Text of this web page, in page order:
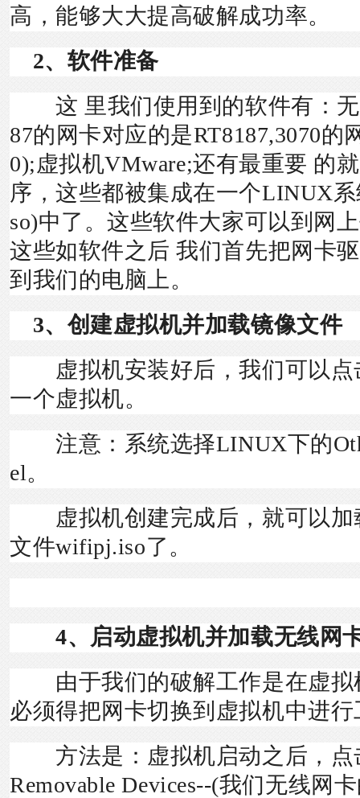
高，能够大大提高破解成功率。
2、软件准备
这 里我们使用到的软件有：无
87的网卡对应的是RT8187,3070的
0);虚拟机VMware;还有最重要 的
序，这些都被集成在一个LINUX
so)中了。这些软件大家可以到网
这些如软件之后 我们首先把网卡
到我们的电脑上。
3、创建虚拟机并加载镜像文件
虚拟机安装好后，我们可以点
一个虚拟机。
注意：系统选择LINUX下的
el。
虚拟机创建完成后，就可以加
文件wifipj.iso了。
4、启动虚拟机并加载无线网
由于我们的破解工作是在虚拟
必须得把网卡切换到虚拟机中进行
方法是：虚拟机启动之后，点
Removable Devices--(我们无线网